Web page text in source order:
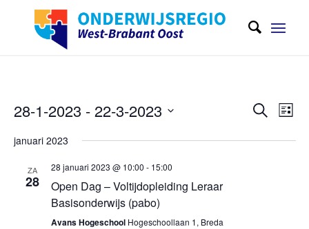
Zoeken
Lijst
28-1-2023 - 22-3-2023
een
datum
januari 2023
ZA
28
28 januari 2023 @ 10:00 - 15:00
Open Dag – Voltijdopleiding Leraar
Basisonderwijs (pabo)
Avans Hogeschool Hogeschoollaan 1, Breda